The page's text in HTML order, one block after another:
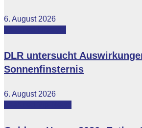
6. August 2026
DLR untersucht
Sonnenfinsternis
6. August 2026